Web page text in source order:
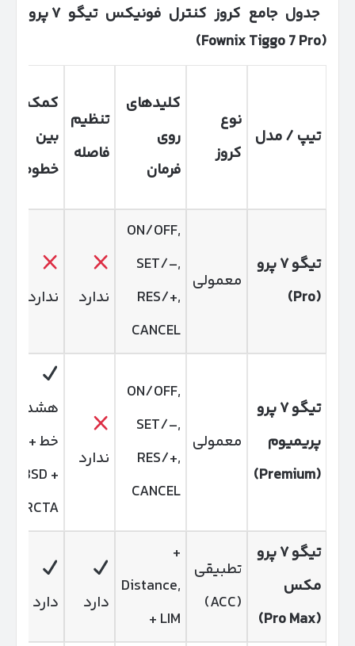
جدول جامع کروز کنترل فونیکس تیگو۷پرو
(Fownix Tiggo 7 Pro)
تیپ / مدل
نوع
کروز
کلیدهای
روی
فرمان
تنظیم
فاصله
کمک
بین
خطوط
تیگو۷پرو
(Pro)
معمولی
ON/OFF,
SET/–,
RES/+,
CANCEL
ندارد ندارد
تیگو۷پرو
پریمیوم
(Premium)
معمولی
ON/OFF,
SET/–,
RES/+,
CANCEL
ندارد
هشدار
خط +
BSD +
RCTA
تیگو۷پرو
مکس
(Pro Max)
تطبیقی
(ACC)
+
Distance,
+ LIM
دارد دارد